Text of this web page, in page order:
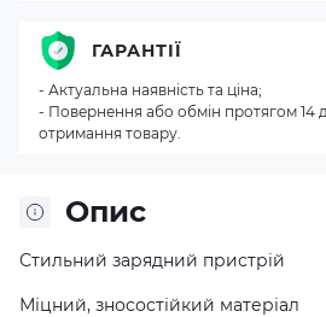
Опис
Стильний зарядний пристрій
Міцний, зносостійкий матеріал
ГАРАНТІЇ
- Актуальна наявність та ціна;
- Повернення або обмін протягом 14
отримання товару.